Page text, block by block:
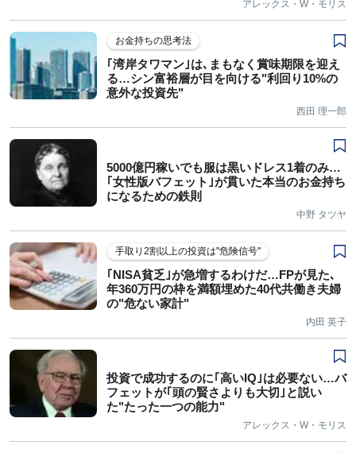
アレックス・W・モリス
お金持ちの思考法
｢湾岸タワマン｣は､まもなく賞味期限を迎え
る…シン富裕層が目を向ける"利回り10%の
意外な投資先"
西田 理一郎
5000億円稼いでも服は黒いドレス1着のみ…
｢女性版バフェット｣が貫いた本当のお金持ち
になるための鉄則
中野 タツヤ
手取り2割以上の投資は"危険信号"
｢NISA貧乏｣が急増するわけだ…FPが見た､
年360万円の枠を満額埋めた40代共働き夫婦
の"危ない家計"
内田 英子
投資で成功するのに｢高いIQ｣は必要ない…バ
フェットが｢頭の賢さよりも大切｣と説い
た"たった一つの能力"
アレックス・W・モリス